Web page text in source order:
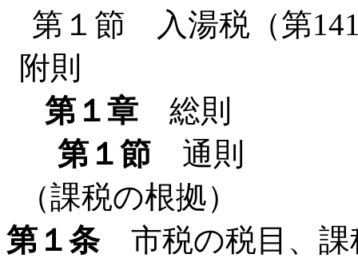
第１節 入湯税（第
附則
第１章 総則
第１節 通則
（課税の根拠）
第１条市税の税目、課